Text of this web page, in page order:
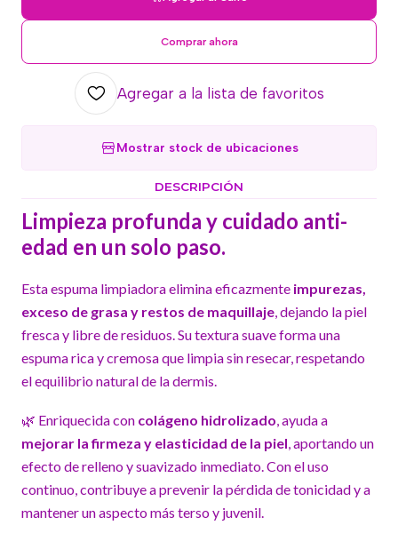
Comprar ahora
Agregar a la lista de favoritos
Mostrar stock de ubicaciones
DESCRIPCIÓN
Limpieza profunda y cuidado anti-
edad en un solo paso.
Esta espuma limpiadora elimina eficazmente impurezas,
exceso de grasa y restos de maquillaje, dejando la piel
fresca y libre de residuos. Su textura suave forma una
espuma rica y cremosa que limpia sin resecar, respetando
el equilibrio natural de la dermis.
🌿 Enriquecida con colágeno hidrolizado, ayuda a
mejorar la firmeza y elasticidad de la piel, aportando un
efecto de relleno y suavizado inmediato. Con el uso
continuo, contribuye a prevenir la pérdida de tonicidad y a
mantener un aspecto más terso y juvenil.